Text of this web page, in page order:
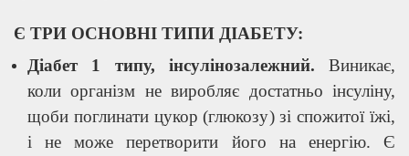
Є ТРИ ОСНОВНІ ТИПИ ДІАБЕТУ:
Діабет 1 типу, інсулінозалежний. Виникає,
коли організм не виробляє достатньо інсуліну,
щоби поглинати цукор (глюкозу) зі спожитої їжі,
і не може перетворити його на енергію. Є